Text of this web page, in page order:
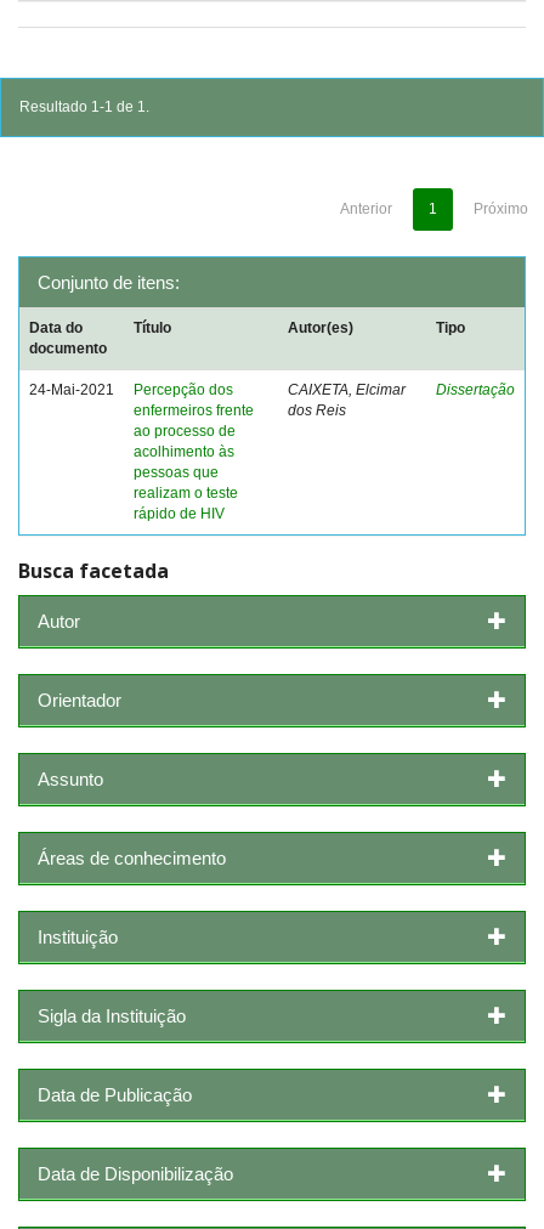
Resultado 1-1 de 1.
Anterior 1 Próximo
Conjunto de itens:
Data do
documento
Título Autor(es) Tipo
24-Mai-2021
Percepção dos
enfermeiros frente
ao processo de
acolhimento às
pessoas que
realizam o teste
rápido de HIV
CAIXETA, Elcimar
dos Reis
Dissertação
Busca facetada
Autor
Orientador
Assunto
Áreas de conhecimento
Instituição
Sigla da Instituição
Data de Publicação
Data de Disponibilização